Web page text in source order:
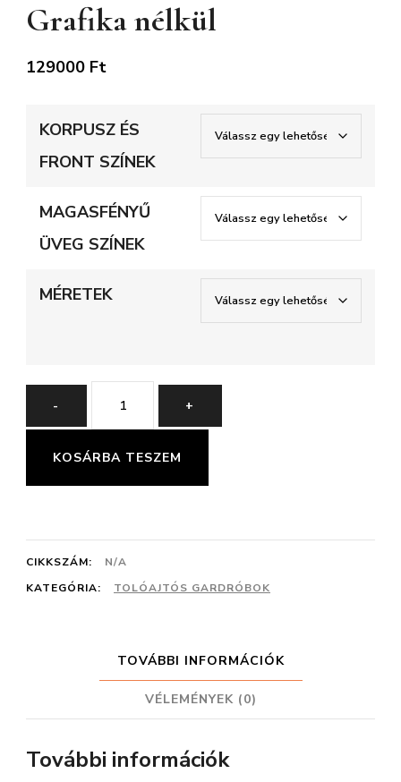
Grafika nélkül
129000 Ft
KORPUSZ ÉS
FRONT SZÍNEK
MAGASFÉNYŰ
ÜVEG SZÍNEK
MÉRETEK
-
City
tolóajtós
gardrób
Grafika
mennyiség
+
KOSÁRBA TESZEM
CIKKSZÁM:
N/A
KATEGÓRIA:
TOLÓAJTÓS GARDRÓBOK
TOVÁBBI INFORMÁCIÓK
VÉLEMÉNYEK (0)
További információk